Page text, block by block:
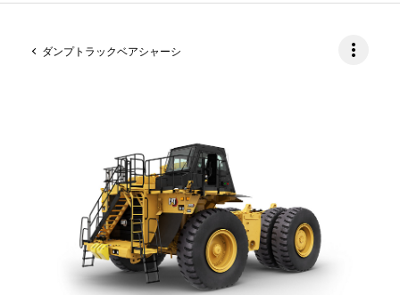
ダンプトラックベアシャーシ more_vert